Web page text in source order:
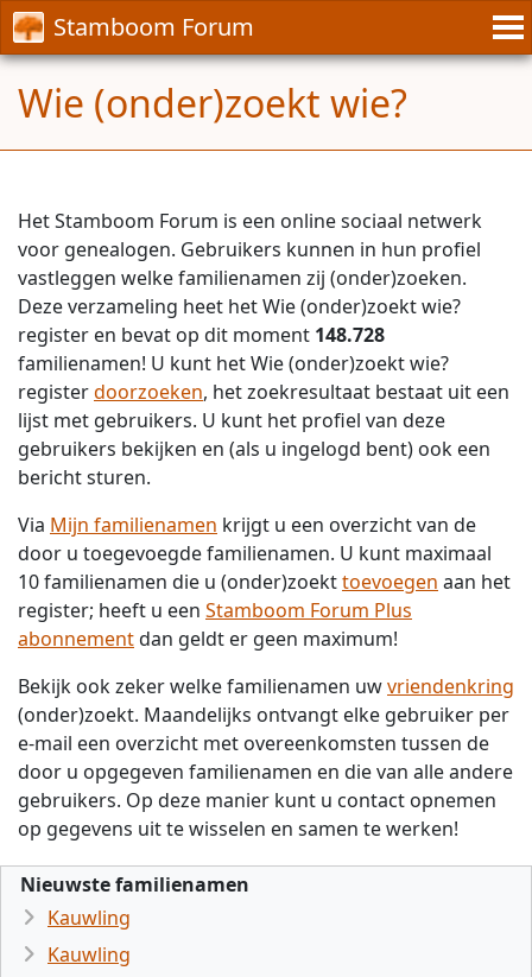
Stamboom Forum
Wie (onder)zoekt wie?
Het Stamboom Forum is een online sociaal netwerk
voor genealogen. Gebruikers kunnen in hun profiel
vastleggen welke familienamen zij (onder)zoeken.
Deze verzameling heet het Wie (onder)zoekt wie?
register en bevat op dit moment 148.728
familienamen! U kunt het Wie (onder)zoekt wie?
registerdoorzoeken, het zoekresultaat bestaat uit een
lijst met gebruikers. U kunt het profiel van deze
gebruikers bekijken en (als u ingelogd bent) ook een
bericht sturen.
Via Mijn familienamen krijgt u een overzicht van de
door u toegevoegde familienamen. U kunt maximaal
10 familienamen die u (onder)zoekttoevoegen aan het
register; heeft u een Stamboom Forum Plus
abonnementdan geldt er geen maximum!
Bekijk ook zeker welke familienamen uwvriendenkring
(onder)zoekt. Maandelijks ontvangt elke gebruiker per
e-mail een overzicht met overeenkomsten tussen de
door u opgegeven familienamen en die van alle andere
gebruikers. Op deze manier kunt u contact opnemen
op gegevens uit te wisselen en samen te werken!
Nieuwste familienamen
Kauwling
Kauwling